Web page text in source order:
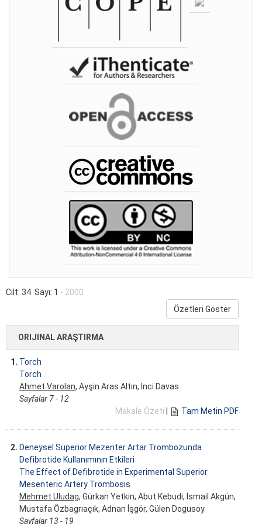
Cilt: 34 Sayı: 1 - 2000
Özetleri Göster
ORIJINAL ARAŞTIRMA
1. Torch
Torch
Ahmet Varolan, Ayşin Aras Altın, İnci Davas
Sayfalar 7 - 12
Makale Özeti
Tam Metin PDF
2. Deneysel Süperior Mezenter Artar Trombozunda
Defibrotide Kullanımının Etkileri
The Effect of Defibrotide in Experimental Superior
Mesenteric Artery Trombosis
Mehmet Uludag, Gürkan Yetkin, Abut Kebudi, İsmail Akgün,
Mustafa Özbagrıaçık, Adnan İşgör, Gülen Dogusoy
Sayfalar 13 - 19